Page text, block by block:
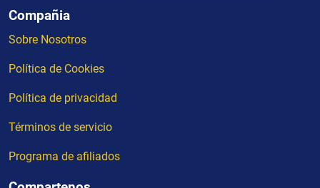
Compañia
Sobre Nosotros
Política de Cookies
Política de privacidad
Términos de servicio
Programa de afiliados